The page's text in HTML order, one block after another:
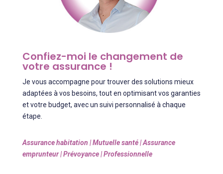
Confiez-moi le changement de
votre assurance !
Je vous accompagne pour trouver des solutions mieux
adaptées à vos besoins, tout en optimisant vos garanties
et votre budget, avec un suivi personnalisé à chaque
étape.
Assurance habitation | Mutuelle santé | Assurance
emprunteur | Prévoyance | Professionnelle